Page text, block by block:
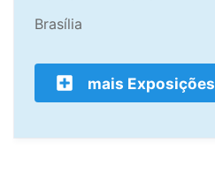
Brasília
mais Exposições